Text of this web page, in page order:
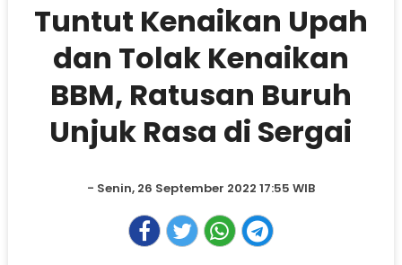
Tuntut Kenaikan Upah
dan Tolak Kenaikan
BBM, Ratusan Buruh
Unjuk Rasa di Sergai
- Senin, 26 September 2022 17:55 WIB